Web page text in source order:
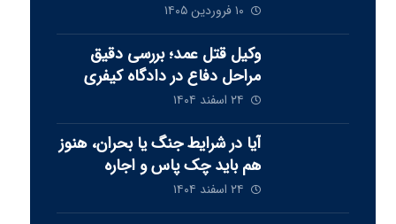
۱۰ فروردین ۱۴۰۵
وکیل قتل عمد؛ بررسی دقیق
مراحل دفاع در دادگاه کیفری
۲۴ اسفند ۱۴۰۴
آیا در شرایط جنگ یا بحران، هنوز
هم باید چک پاس و اجاره
پرداخت شود‏؟
۲۴ اسفند ۱۴۰۴